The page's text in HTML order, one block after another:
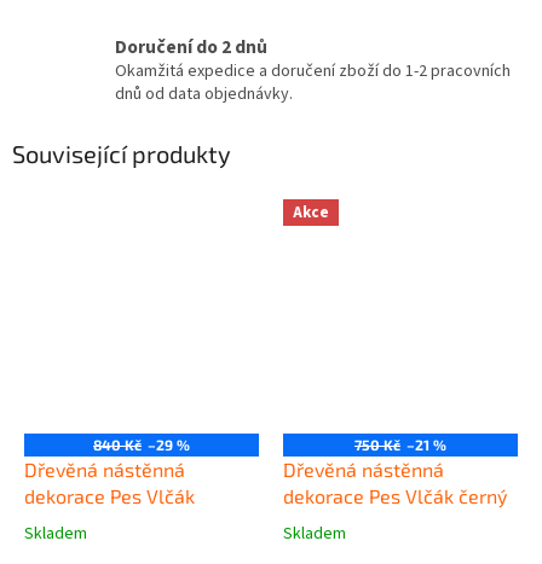
Doručení do 2 dnů
Okamžitá expedice a doručení zboží do 1-2 pracovních
dnů od data objednávky.
Související produkty
840 Kč –29 %
Dřevěná nástěnná
dekorace Pes Vlčák
Skladem
Akce
750 Kč –21 %
Dřevěná nástěnná
dekorace Pes Vlčák černý
Skladem